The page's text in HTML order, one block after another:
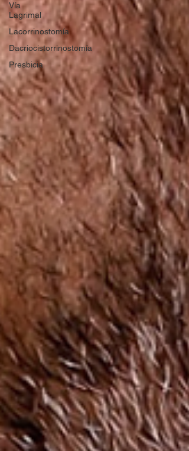
Vía
Lagrimal
Lacorrinostomía
Dacriocistorrinostomía
Presbicia